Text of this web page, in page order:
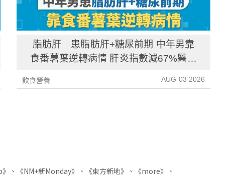
脂肪肝｜患脂肪肝+糖尿前期 中年男靠
食番薯葉逆轉病情 肝炎指數減67%醫生
飲食營養 AUG 03 2026